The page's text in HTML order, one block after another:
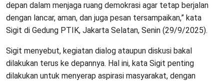
depan dalam menjaga ruang demokrasi agar tetap berjalan
dengan lancar, aman, dan juga pesan tersampaikan,” kata
Sigit di Gedung PTIK, Jakarta Selatan, Senin (29/9/2025).
Sigit menyebut, kegiatan dialog ataupun diskusi bakal
dilakukan terus ke depannya. Hal ini, kata Sigit penting
dilakukan untuk menyerap aspirasi masyarakat, dengan